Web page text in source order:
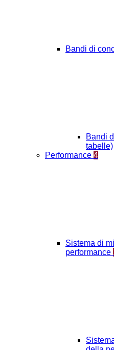
Bandi di
Bandi
tabelle)
Performance 4
Sistema di
performance